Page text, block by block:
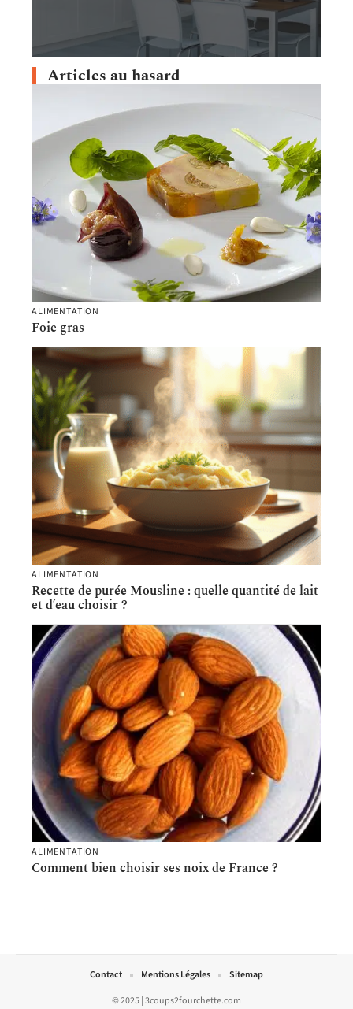
Articles au hasard
ALIMENTATION
Foie gras
ALIMENTATION
Recette de purée Mousline : quelle quantité de lait
et d’eau choisir ?
ALIMENTATION
Comment bien choisir ses noix de France ?
© 2025 | 3coups2fourchette.com
Contact Mentions Légales Sitemap